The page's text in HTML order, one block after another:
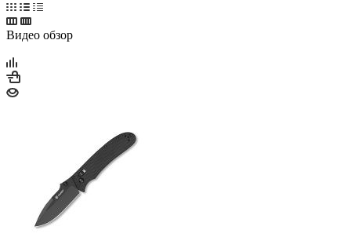
Видео обзор